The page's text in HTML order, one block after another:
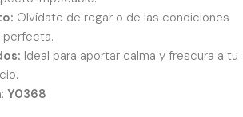
Olvídate de regar o de las condiciones
perfecta.
Ideal para aportar calma y frescura a tu
Y0368